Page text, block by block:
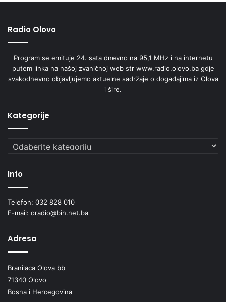
Radio Olovo
Program se emituje 24. sata dnevno na 95,1 MHz i na internetu
putem linka na našoj zvaničnoj web str www.radio.olovo.ba gdje
svakodnevno objavljujemo aktuelne sadržaje o događajima iz Olova
i šire.
Kategorije
Kategorije
Info
Telefon: 032 828 010
E-mail: oradio@bih.net.ba
Adresa
Branilaca Olova bb
71340 Olovo
Bosna i Hercegovina